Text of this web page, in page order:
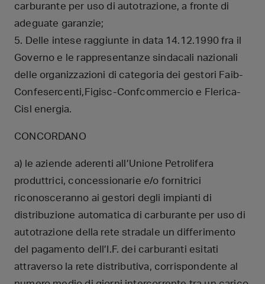
carburante per uso di autotrazione, a fronte di
adeguate garanzie;
5. Delle intese raggiunte in data 14.12.1990 fra il
Governo e le rappresentanze sindacali nazionali
delle organizzazioni di categoria dei gestori Faib-
Confesercenti,Figisc-Confcommercio e Flerica-
Cisl energia.
CONCORDANO
a) le aziende aderenti all’Unione Petrolifera
produttrici, concessionarie e/o fornitrici
riconosceranno ai gestori degli impianti di
distribuzione automatica di carburante per uso di
autotrazione della rete stradale un differimento
del pagamento dell’I.F. dei carburanti esitati
attraverso la rete distributiva, corrispondente al